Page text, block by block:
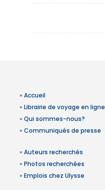
» Accueil
» Librairie de voyage en ligne
» Qui sommes-nous?
» Communiqués de presse
» Auteurs recherchés
» Photos recherchées
» Emplois chez Ulysse